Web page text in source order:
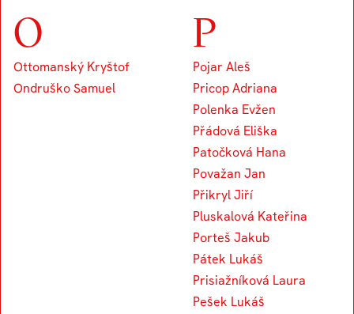
O
Ottomanský Kryštof
Ondruško Samuel
P
Pojar Aleš
Pricop Adriana
Polenka Evžen
Přádová Eliška
Patočková Hana
Považan Jan
Přikryl Jiří
Pluskalová Kateřina
Porteš Jakub
Pátek Lukáš
Prisiažníková Laura
Pešek Lukáš